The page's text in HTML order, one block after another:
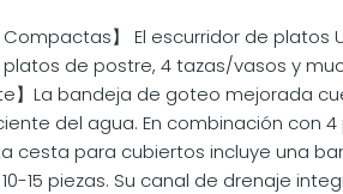
】 El escurridor de platos
de postre, 4 tazas/vasos y
】La bandeja de goteo mejorada
del agua. En combinación con 4
cesta para cubiertos incluye una
15 piezas. Su canal de drenaje